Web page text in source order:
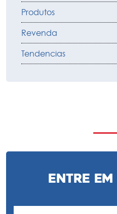
Produtos
Revenda
Tendencias
Entre